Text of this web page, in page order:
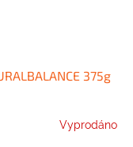
375g
Vyprodáno